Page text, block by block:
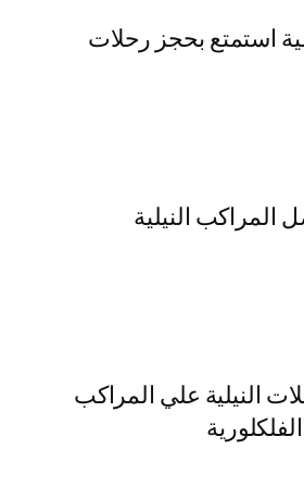
استمتع بحجز رحلات
المراكب النيلية
النيلية علي المراكب